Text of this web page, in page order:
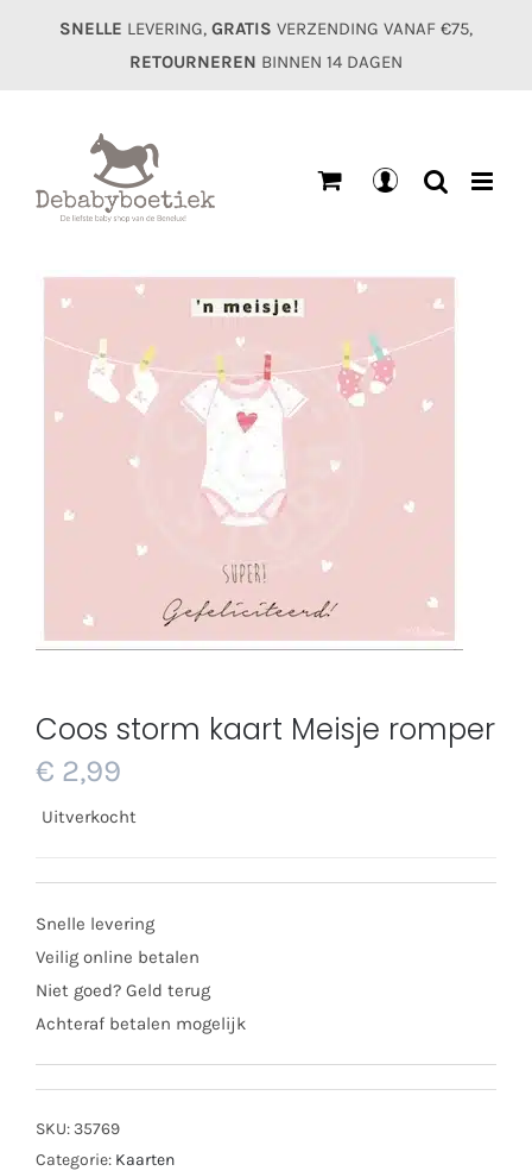
SNELLE LEVERING, GRATIS VERZENDING VANAF €75,
RETOURNEREN BINNEN 14 DAGEN
Coos storm kaart Meisje romper
€ 2,99
Uitverkocht
Snelle levering
Veilig online betalen
Niet goed? Geld terug
Achteraf betalen mogelijk
SKU:35769
Categorie: Kaarten